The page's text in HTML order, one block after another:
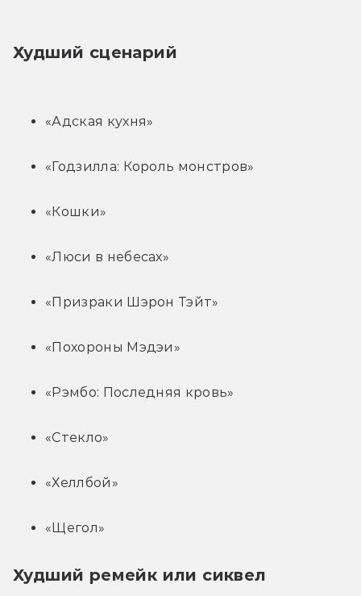
Худший сценарий
«Адская кухня»
«Годзилла: Король монстров»
«Кошки»
«Люси в небесах»
«Призраки Шэрон Тэйт»
«Похороны Мэдэи»
«Рэмбо: Последняя кровь»
«Стекло»
«Хеллбой»
«Щегол»
Худший ремейк или сиквел